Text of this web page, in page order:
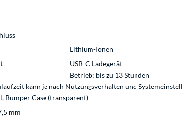
Lithium-Ionen
USB-C-Ladegerät
Betrieb: bis zu 13 Stunden
kann je nach Nutzungsverhalten und
Bumper Case (transparent)
mm